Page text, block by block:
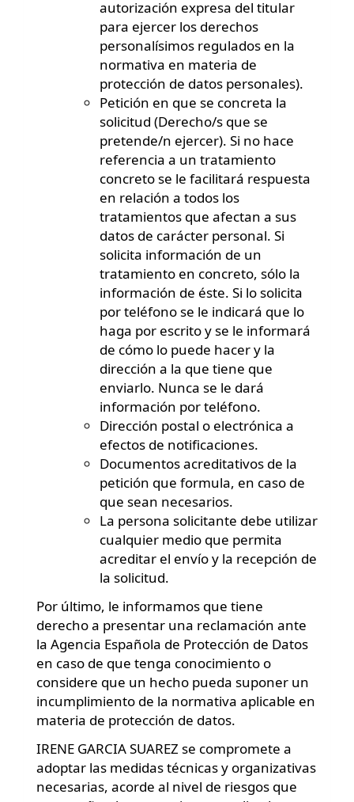
autorización expresa del titular
para ejercer los derechos
personalísimos regulados en la
normativa en materia de
protección de datos personales).
Petición en que se concreta la
solicitud (Derecho/s que se
pretende/n ejercer). Si no hace
referencia a un tratamiento
concreto se le facilitará respuesta
en relación a todos los
tratamientos que afectan a sus
datos de carácter personal. Si
solicita información de un
tratamiento en concreto, sólo la
información de éste. Si lo solicita
por teléfono se le indicará que lo
haga por escrito y se le informará
de cómo lo puede hacer y la
dirección a la que tiene que
enviarlo. Nunca se le dará
información por teléfono.
Dirección postal o electrónica a
efectos de notificaciones.
Documentos acreditativos de la
petición que formula, en caso de
que sean necesarios.
La persona solicitante debe utilizar
cualquier medio que permita
acreditar el envío y la recepción de
la solicitud.
Por último, le informamos que tiene
derecho a presentar una reclamación ante
la Agencia Española de Protección de Datos
en caso de que tenga conocimiento o
considere que un hecho pueda suponer un
incumplimiento de la normativa aplicable en
materia de protección de datos.
IRENE GARCIA SUAREZ se compromete a
adoptar las medidas técnicas y organizativas
necesarias, acorde al nivel de riesgos que